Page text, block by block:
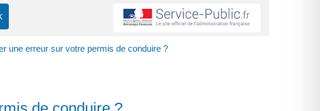
une erreur sur votre permis de conduire ?